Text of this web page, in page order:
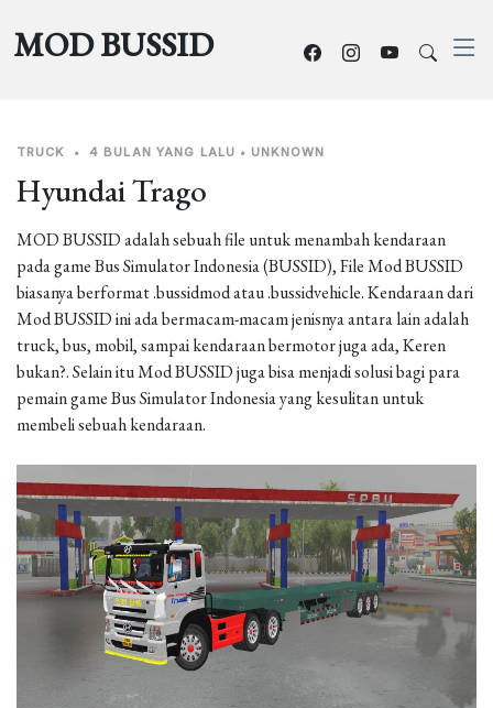
MOD BUSSID
TRUCK • 4 BULAN YANG LALU • UNKNOWN
Hyundai Trago
MOD BUSSID adalah sebuah file untuk menambah kendaraan
pada game Bus Simulator Indonesia (BUSSID), File Mod BUSSID
biasanya berformat .bussidmod atau .bussidvehicle. Kendaraan dari
Mod BUSSID ini ada bermacam-macam jenisnya antara lain adalah
truck, bus, mobil, sampai kendaraan bermotor juga ada, Keren
bukan?. Selain itu Mod BUSSID juga bisa menjadi solusi bagi para
pemain game Bus Simulator Indonesia yang kesulitan untuk
membeli sebuah kendaraan.